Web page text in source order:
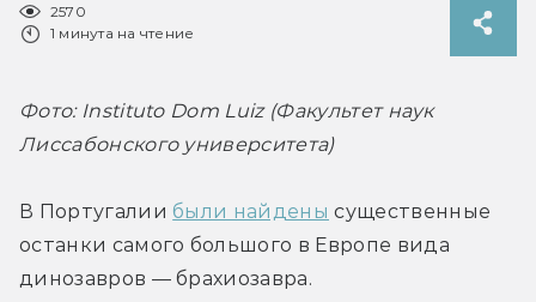
2570
1 минута на чтение
Фото: Instituto Dom Luiz (Факультет наук
Лиссабонского университета)
В Португалии были найдены существенные
останки самого большого в Европе вида
динозавров — брахиозавра.